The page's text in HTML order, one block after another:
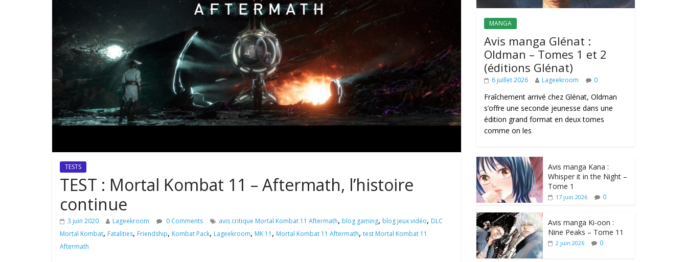
TESTS
TEST : Mortal Kombat 11 – Aftermath, l’histoire
continue
3 juin 2020 Lageekroom 0 Comments avis critique Mortal Kombat 11 Aftermath, blog gaming, blog jeux vidéo, DLC
Mortal Kombat, Fatalities, Friendship, Kombat Pack, Lageekroom, MK 11 , Mortal Kombat 11 Aftermath, test Mortal Kombat 11
Aftermath
MANGA
Avis manga Glénat :
Oldman – Tomes 1 et 2
(éditions Glénat)
6 juillet 2026 Lageekroom 0
Fraîchement arrivé chez Glénat, Oldman
s’offre une seconde jeunesse dans une
édition grand format en deux tomes
comme on les
Avis manga Kana :
Whisper it in the Night –
Tome 1
17 juin 2026 0
Avis manga Ki-oon :
Nine Peaks – Tome 11
2 juin 2026 0